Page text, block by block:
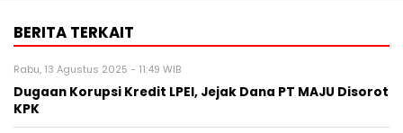
BERITA TERKAIT
Rabu, 13 Agustus 2025 - 11:49 WIB
Dugaan Korupsi Kredit LPEI, Jejak Dana PT MAJU Disorot
KPK